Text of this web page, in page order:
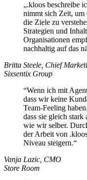
„.kloos beschreibe
nimmt sich Zeit, um
die Ziele zu
Strategien und
Organisationen
nachhaltig auf das
Britta Steele, Chief
Sixsentix Group
“Wenn ich mit
dass wir keine
Team-Feeling
dass sie gleich stark
wie wir selber.
der Arbeit von
Niveau steigern.“
Vanja Lazic, CMO
Store Room